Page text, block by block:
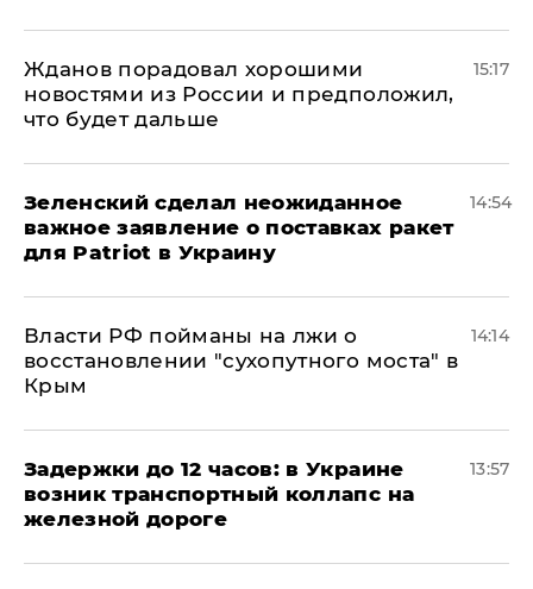
Жданов порадовал хорошими
новостями из России и предположил,
что будет дальше
15:17
Зеленский сделал неожиданное
важное заявление о поставках ракет
для Patriot в Украину
14:54
Власти РФ пойманы на лжи о
восстановлении "сухопутного моста" в
Крым
14:14
Задержки до 12 часов: в Украине
возник транспортный коллапс на
железной дороге
13:57